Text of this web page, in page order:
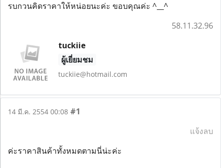
รบกวนคิดราคาให้หน่อยนะค่ะ ขอบคุณค่ะ ^__^
58.11.32.96
tuckiie
ผู้เยี่ยมชม
tuckiie@hotmail.com
14 มี.ค. 2554 00:08 #1
แจ้งลบ
ค่ะราคาสินค้าทั้งหมดตามนี่น่ะค่ะ